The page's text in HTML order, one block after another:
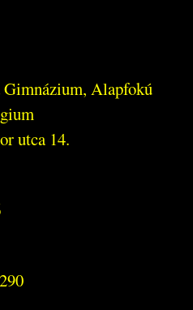
Alapfokú
utca 14.